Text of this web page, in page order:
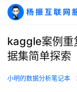
kaggle案例重
据集简单探索
小明的数据分析笔记本